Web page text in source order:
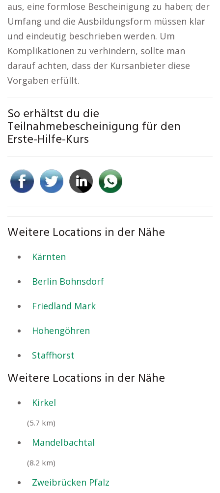
aus, eine formlose Bescheinigung zu haben; der
Umfang und die Ausbildungsform müssen klar
und eindeutig beschrieben werden. Um
Komplikationen zu verhindern, sollte man
darauf achten, dass der Kursanbieter diese
Vorgaben erfüllt.
So erhältst du die
Teilnahmebescheinigung für den
Erste-Hilfe-Kurs
Weitere Locations in der Nähe
Kärnten
Berlin Bohnsdorf
Friedland Mark
Hohengöhren
Staffhorst
Weitere Locations in der Nähe
Kirkel
(5.7 km)
Mandelbachtal
(8.2 km)
Zweibrücken Pfalz